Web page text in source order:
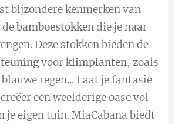
bijzondere kenmerken van
bamboestokkendie je naar
Deze stokken bieden de
voorklimplanten, zoals
regen... Laat je fantasie
een weelderige oase vol
je eigen tuin. MiaCabana biedt